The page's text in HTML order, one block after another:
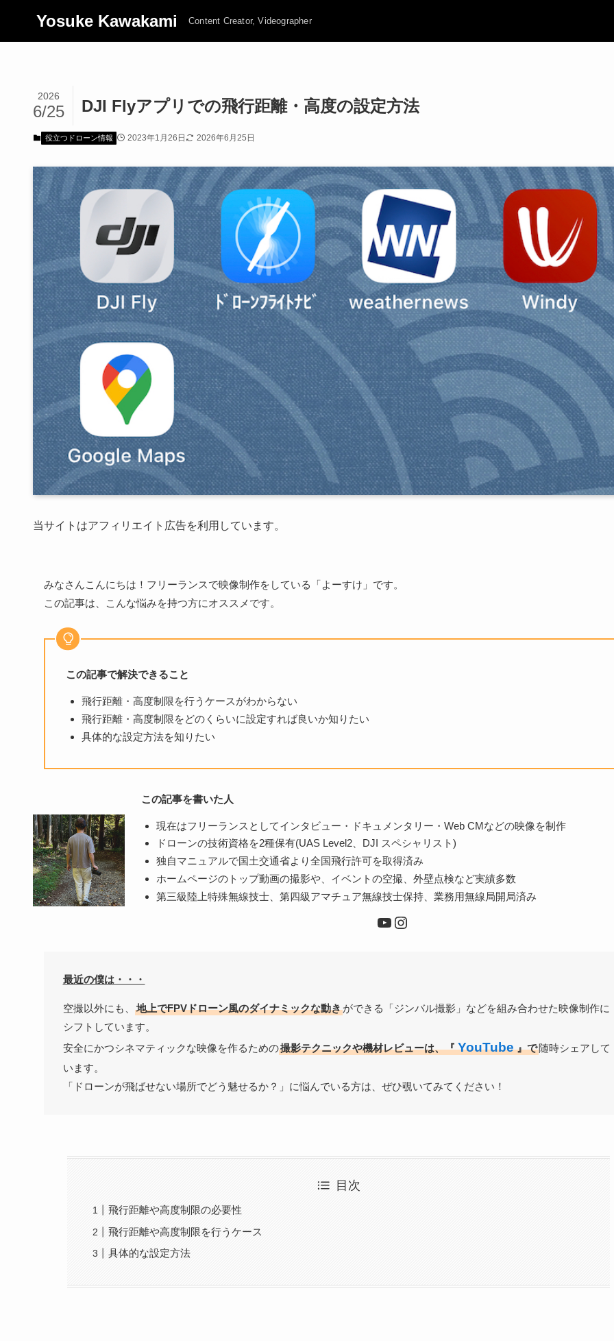
Yosuke Kawakami Content Creator, Videographer
DJI Flyアプリでの飛行距離・高度の設定方法
2026
6/25
役立つドローン情報 2023年1月26日 2026年6月25日
当サイトはアフィリエイト広告を利用しています。
みなさんこんにちは！フリーランスで映像制作をしている「よーすけ」です。
この記事は、こんな悩みを持つ方にオススメです。
この記事で解決できること
飛行距離・高度制限を行うケースがわからない
飛行距離・高度制限をどのくらいに設定すれば良いか知りたい
具体的な設定方法を知りたい
この記事を書いた人
現在はフリーランスとしてインタビュー・ドキュメンタリー・Web CMなどの映像を制作
ドローンの技術資格を2種保有(UAS Level2、DJI スペシャリスト)
独自マニュアルで国土交通省より全国飛行許可を取得済み
ホームページのトップ動画の撮影や、イベントの空撮、外壁点検など実績多数
第三級陸上特殊無線技士、第四級アマチュア無線技士保持、業務用無線局開局済み
YouTube Instagram
最近の僕は・・・
空撮以外にも、 地上でFPVドローン風のダイナミックな動きができる「ジンバル撮影」などを組み合わせた映像制作に
シフトしています。
安全にかつシネマティックな映像を作るための撮影テクニックや機材レビューは、『YouTube』で随時シェアして
います。
「ドローンが飛ばせない場所でどう魅せるか？」に悩んでいる方は、ぜひ覗いてみてください！
目次
飛行距離や高度制限の必要性
飛行距離や高度制限を行うケース
具体的な設定方法